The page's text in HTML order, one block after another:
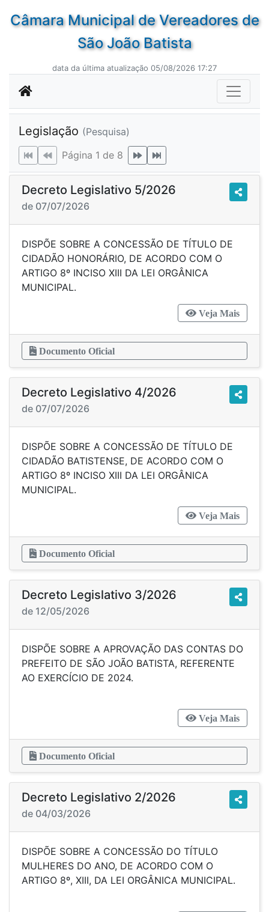
Câmara Municipal de Vereadores de
São João Batista
data da última atualização 05/08/2026 17:27
Legislação (Pesquisa)
Página 1 de 8
Decreto Legislativo 5/2026
de 07/07/2026
DISPÕE SOBRE A CONCESSÃO DE TÍTULO DE
CIDADÃO HONORÁRIO, DE ACORDO COM O
ARTIGO 8º INCISO XIII DA LEI ORGÂNICA
MUNICIPAL.
Veja Mais
Documento Oficial
Decreto Legislativo 4/2026
de 07/07/2026
DISPÕE SOBRE A CONCESSÃO DE TÍTULO DE
CIDADÃO BATISTENSE, DE ACORDO COM O
ARTIGO 8º INCISO XIII DA LEI ORGÂNICA
MUNICIPAL.
Veja Mais
Documento Oficial
Decreto Legislativo 3/2026
de 12/05/2026
DISPÕE SOBRE A APROVAÇÃO DAS CONTAS DO
PREFEITO DE SÃO JOÃO BATISTA, REFERENTE
AO EXERCÍCIO DE 2024.
Veja Mais
Documento Oficial
Decreto Legislativo 2/2026
de 04/03/2026
DISPÕE SOBRE A CONCESSÃO DO TÍTULO
MULHERES DO ANO, DE ACORDO COM O
ARTIGO 8º, XIII, DA LEI ORGÂNICA MUNICIPAL.